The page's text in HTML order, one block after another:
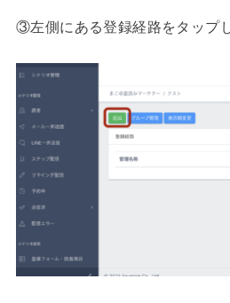
③左側にある登録経路をタップ